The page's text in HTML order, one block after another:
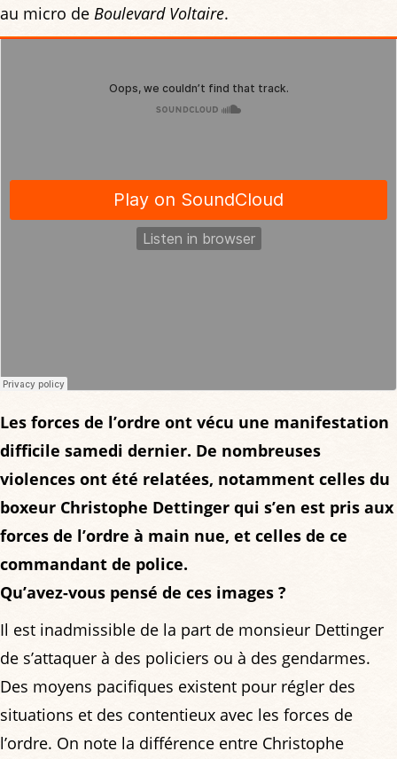
au micro de Boulevard Voltaire.
Les forces de l’ordre ont vécu une manifestation
difficile samedi dernier. De nombreuses
violences ont été relatées, notamment celles du
boxeur Christophe Dettinger qui s’en est pris aux
forces de l’ordre à main nue, et celles de ce
commandant de police.
Qu’avez-vous pensé de ces images ?
Il est inadmissible de la part de monsieur Dettinger
de s’attaquer à des policiers ou à des gendarmes.
Des moyens pacifiques existent pour régler des
situations et des contentieux avec les forces de
l’ordre. On note la différence entre Christophe